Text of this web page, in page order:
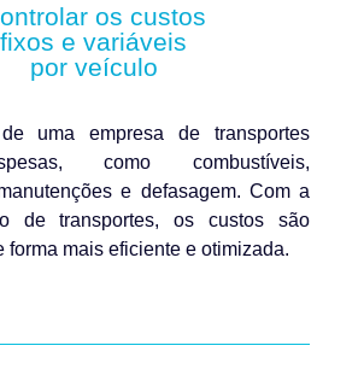
os custos
fixos e variáveis
por veículo
uma empresa de transportes
como combustíveis,
e defasagem. Com a
de transportes, os custos são
forma mais eficiente e otimizada.